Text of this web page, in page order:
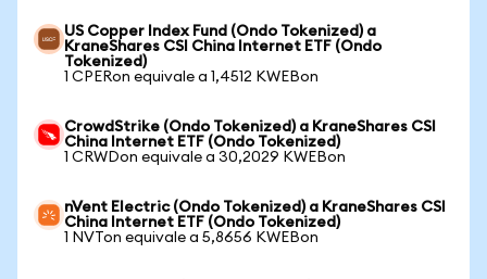
US Copper Index Fund (Ondo Tokenized) a
KraneShares CSI China Internet ETF (Ondo
Tokenized)
1 CPERon equivale a 1,4512 KWEBon
CrowdStrike (Ondo Tokenized) a KraneShares CSI
China Internet ETF (Ondo Tokenized)
1 CRWDon equivale a 30,2029 KWEBon
nVent Electric (Ondo Tokenized) a KraneShares CSI
China Internet ETF (Ondo Tokenized)
1 NVTon equivale a 5,8656 KWEBon